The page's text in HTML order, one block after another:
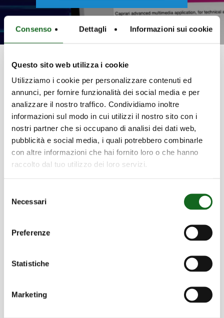
Consenso Dettagli Informazioni sui cookie
Questo sito web utilizza i cookie
Utilizziamo i cookie per personalizzare contenuti ed
annunci, per fornire funzionalità dei social media e per
analizzare il nostro traffico. Condividiamo inoltre
informazioni sul modo in cui utilizzi il nostro sito con i
nostri partner che si occupano di analisi dei dati web,
pubblicità e social media, i quali potrebbero combinarle
con altre informazioni che hai fornito loro o che hanno
raccolto dal tuo utilizzo dei loro servizi.
delNecessari
Preferenze
Statistiche
Marketing
Innovation
Arten von Bedürfnissen
Mehr erfahren
Als Gewähr des Engagements für